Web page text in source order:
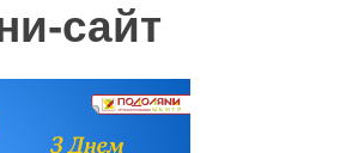
сайт